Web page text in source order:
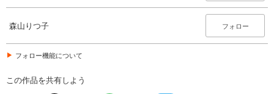
森山りつ子 フォロー
フォロー機能について
この作品を共有しよう